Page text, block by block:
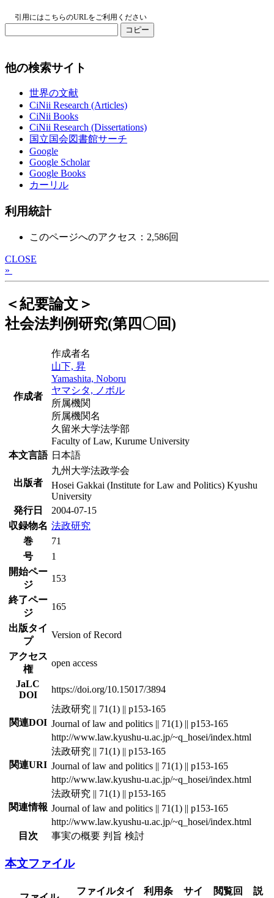
引用にはこちらのURLをご利用ください
コピー
他の検索サイト
世界の文献
CiNii Research (Articles)
CiNii Books
CiNii Research (Dissertations)
国立国会図書館サーチ
Google
Google Scholar
Google Books
カーリル
利用統計
このページへのアクセス：2,586回
CLOSE
»
＜紀要論文＞
社会法判例研究(第四〇回)
作成者
作成者名
山下, 昇
Yamashita, Noboru
ヤマシタ, ノボル
所属機関
所属機関名
久留米大学法学部
Faculty of Law, Kurume University
本文言語 日本語
出版者
九州大学法政学会
Hosei Gakkai (Institute for Law and Politics) Kyushu
University
発行日
2004-07-15
収録物名 法政研究
巻
71
号
1
開始ペー
ジ
153
終了ペー
ジ
165
出版タイ
プ
Version of Record
アクセス
権
open access
JaLC
DOI
https://doi.org/10.15017/3894
関連DOI
法政研究 || 71(1) || p153-165
Journal of law and politics || 71(1) || p153-165
http://www.law.kyushu-u.ac.jp/~q_hosei/index.html
関連URI
法政研究 || 71(1) || p153-165
Journal of law and politics || 71(1) || p153-165
http://www.law.kyushu-u.ac.jp/~q_hosei/index.html
関連情報
法政研究 || 71(1) || p153-165
Journal of law and politics || 71(1) || p153-165
http://www.law.kyushu-u.ac.jp/~q_hosei/index.html
目次
事実の概要 判旨 検討
本文ファイル
ファイルタイ 利用条 サイ 閲覧回 説